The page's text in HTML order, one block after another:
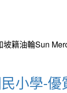
籍油輪Sun
小學-優